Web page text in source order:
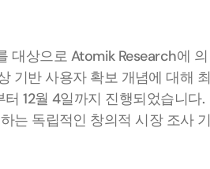
대상으로 Atomik Research에 의
기반 사용자 확보 개념에 대해 최
12월 4일까지 진행되었습니다.
는 독립적인 창의적 시장 조사 기